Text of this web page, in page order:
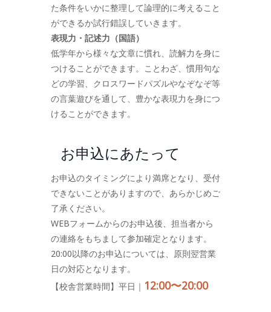
た条件をいかに整理して論理的に考えること
ができるか試行錯誤していきます。
表現力・記述力（国語）
低学年から様々な文章に慣れ、読解力を身に
つけることができます。ことわざ、慣用句な
どの学習、クロスワードパズルやなぞなぞ等
の言葉遊びを通して、豊かな表現力を身につ
けることができます。
お申込にあたって
お申込のタイミングにより満席となり、受付
できないことがありますので、あらかじめご
了承ください。
WEBフォームからのお申込後、担当者から
の連絡をもちまして参加確定となります。
20:00以降のお申込については、原則翌営業
日の対応となります。
【校舎営業時間】平日｜ 12:00〜20:00